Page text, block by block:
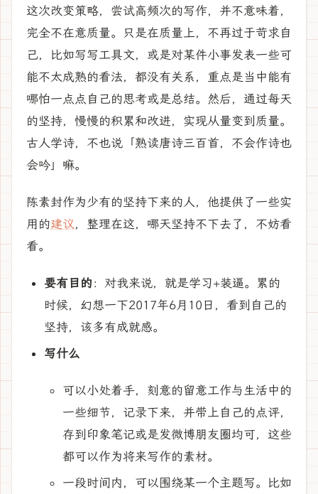
这次改变策略，尝试高频次的写作，并不意味着，
完全不在意质量。只是在质量上，不再过于苛求自
己，比如写写工具文，或是对某件小事发表一些可
能不太成熟的看法，都没有关系，重点是当中能有
哪怕一点点自己的思考或是总结。然后，通过每天
的坚持，慢慢的积累和改进，实现从量变到质量。
古人学诗，不也说「熟读唐诗三百首，不会作诗也
会吟」嘛。
陈素封作为少有的坚持下来的人，他提供了一些实
用的建议 ，整理在这，哪天坚持不下去了，不妨看
看。
要有目的 ：对我来说，就是学习+装逼。累的
时候，幻想一下2017年6月10日，看到自己的
坚持，该多有成就感。
写什么
可以小处着手，刻意的留意工作与生活中的
一些细节，记录下来，并带上自己的点评，
存到印象笔记或是发微博朋友圈均可，这些
都可以作为将来写作的素材。
一段时间内，可以围绕某一个主题写。比如